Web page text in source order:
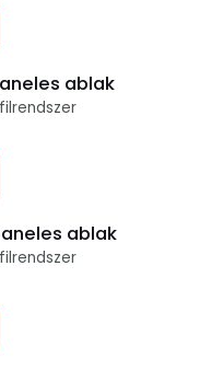
ablak
ablak